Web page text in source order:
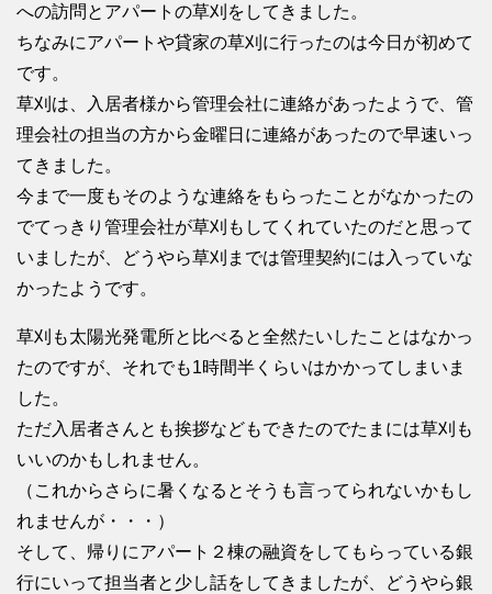
への訪問とアパートの草刈をしてきました。
ちなみにアパートや貸家の草刈に行ったのは今日が初めて
です。
草刈は、入居者様から管理会社に連絡があったようで、管
理会社の担当の方から金曜日に連絡があったので早速いっ
てきました。
今まで一度もそのような連絡をもらったことがなかったの
でてっきり管理会社が草刈もしてくれていたのだと思って
いましたが、どうやら草刈までは管理契約には入っていな
かったようです。
草刈も太陽光発電所と比べると全然たいしたことはなかっ
たのですが、それでも1時間半くらいはかかってしまいま
した。
ただ入居者さんとも挨拶などもできたのでたまには草刈も
いいのかもしれません。
（これからさらに暑くなるとそうも言ってられないかもし
れませんが・・・）
そして、帰りにアパート２棟の融資をしてもらっている銀
行にいって担当者と少し話をしてきましたが、どうやら銀